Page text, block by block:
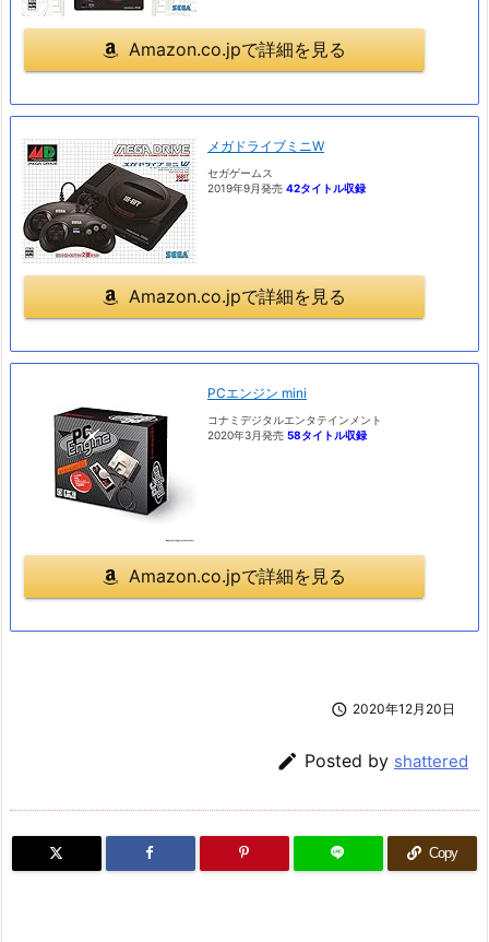
Amazon.co.jpで詳細を見る
メガドライブミニW
セガゲームス
2019年9月発売 42タイトル収録
Amazon.co.jpで詳細を見る
PCエンジン mini
コナミデジタルエンタテインメント
2020年3月発売 58タイトル収録
Amazon.co.jpで詳細を見る
 2020年12月20日
 Posted by shattered
Copy